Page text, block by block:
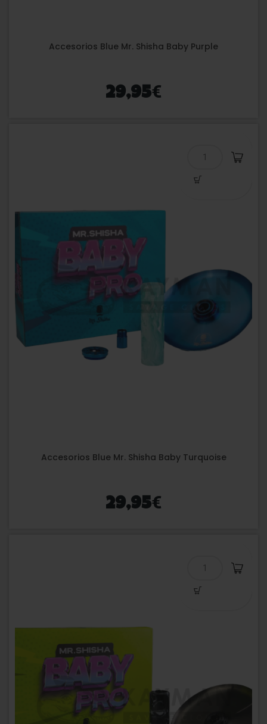
Accesorios Blue Mr. Shisha Baby Purple
29,95€
Accesorios Blue Mr. Shisha Baby Turquoise
29,95€